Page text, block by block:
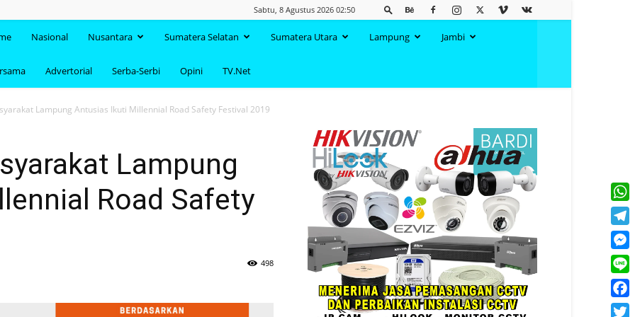
Sabtu, 8 Agustus 2026 02:50
Nasional Nusantara Sumatera Selatan Sumatera Utara Lampung Jambi
Advertorial Serba-Serbi Opini TV.Net
Lampung Antusias Ikuti Millennial Road Safety Festival 2019
Lampung
Road Safety
498
Line